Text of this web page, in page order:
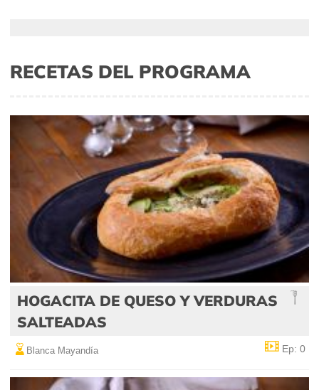
RECETAS DEL PROGRAMA
HOGACITA DE QUESO Y VERDURAS
SALTEADAS
Blanca Mayandía Ep: 0